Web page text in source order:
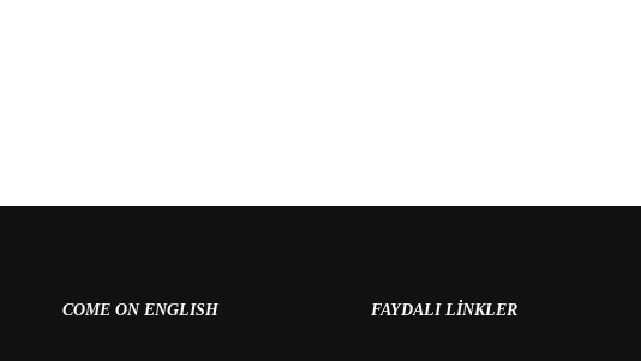
COME ON ENGLISH FAYDALI LINKLER
BAŞVURU YAPMADINIZ MI?